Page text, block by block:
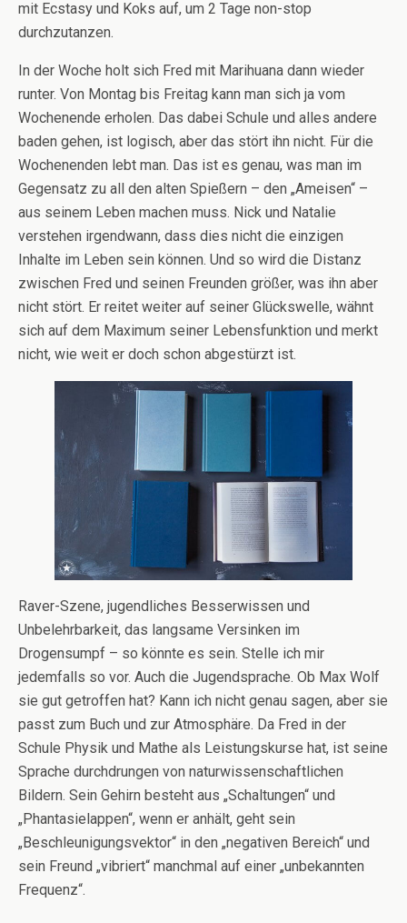
mit Ecstasy und Koks auf, um 2 Tage non-stop
durchzutanzen.
In der Woche holt sich Fred mit Marihuana dann wieder
runter. Von Montag bis Freitag kann man sich ja vom
Wochenende erholen. Das dabei Schule und alles andere
baden gehen, ist logisch, aber das stört ihn nicht. Für die
Wochenenden lebt man. Das ist es genau, was man im
Gegensatz zu all den alten Spießern – den „Ameisen“ –
aus seinem Leben machen muss. Nick und Natalie
verstehen irgendwann, dass dies nicht die einzigen
Inhalte im Leben sein können. Und so wird die Distanz
zwischen Fred und seinen Freunden größer, was ihn aber
nicht stört. Er reitet weiter auf seiner Glückswelle, wähnt
sich auf dem Maximum seiner Lebensfunktion und merkt
nicht, wie weit er doch schon abgestürzt ist.
Raver-Szene, jugendliches Besserwissen und
Unbelehrbarkeit, das langsame Versinken im
Drogensumpf – so könnte es sein. Stelle ich mir
jedemfalls so vor. Auch die Jugendsprache. Ob Max Wolf
sie gut getroffen hat? Kann ich nicht genau sagen, aber sie
passt zum Buch und zur Atmosphäre. Da Fred in der
Schule Physik und Mathe als Leistungskurse hat, ist seine
Sprache durchdrungen von naturwissenschaftlichen
Bildern. Sein Gehirn besteht aus „Schaltungen“ und
„Phantasielappen“, wenn er anhält, geht sein
„Beschleunigungsvektor“ in den „negativen Bereich“ und
sein Freund „vibriert“ manchmal auf einer „unbekannten
Frequenz“.